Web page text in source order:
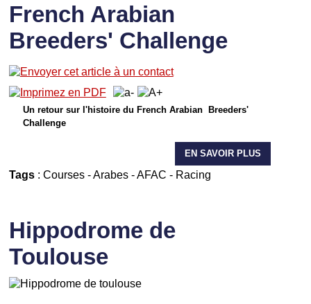
French Arabian
Breeders' Challenge
Un retour sur l'histoire du French Arabian Breeders'
Challenge
EN SAVOIR PLUS
Tags: Courses-Arabes-AFAC - Racing
Hippodrome de
Toulouse